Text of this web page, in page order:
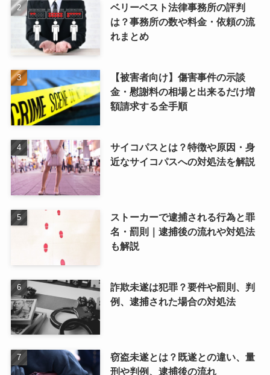
ベリーベスト法律事務所の評判
は？事務所の数や料金・依頼の流
れまとめ
【被害者向け】傷害事件の示談
金・慰謝料の相場と出来るだけ増
額請求する全手順
サイコパスとは？特徴や原因・身
近なサイコパスへの対処法を解説
ストーカーで逮捕される行為と罪
名・罰則｜逮捕後の流れや対処法
も解説
詐欺未遂は犯罪？要件や罰則、判
例、逮捕された場合の対処法
窃盗未遂とは？既遂との違い、量
刑や判例、逮捕後の流れ